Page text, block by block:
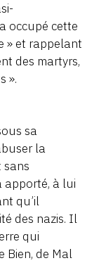
occupé cette
» et rappelant
des martyrs,
».
sa
la
sans
apporté, à lui
qu’il
des nazis. Il
qui
Bien, de Mal